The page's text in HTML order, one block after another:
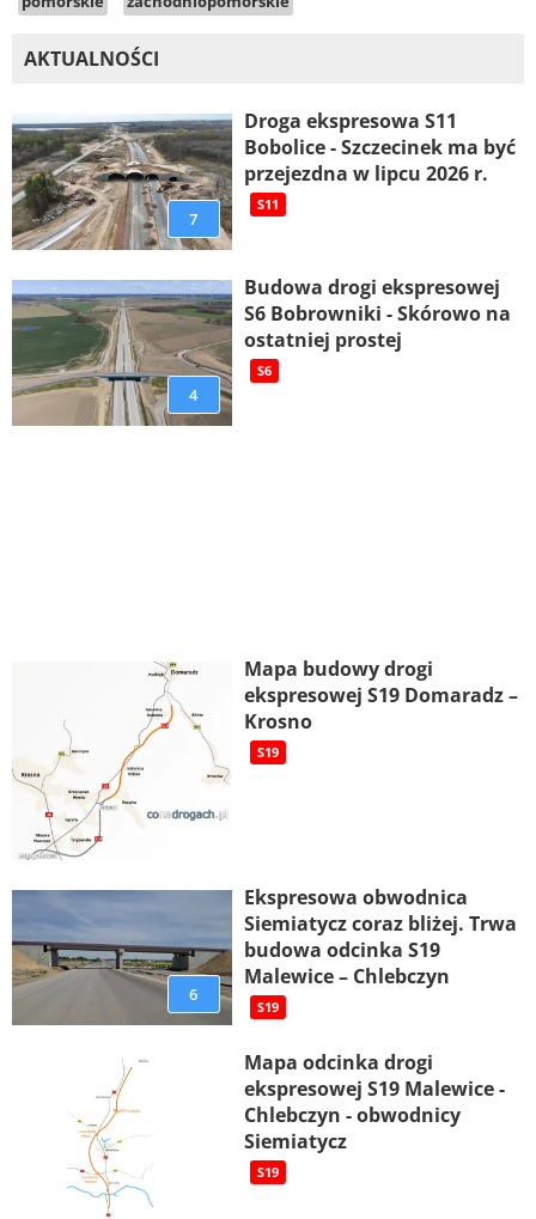
AKTUALNOŚCI
7
Droga ekspresowa S11
Bobolice - Szczecinek ma być
przejezdna w lipcu 2026 r.
S11
4
Budowa drogi ekspresowej
S6 Bobrowniki - Skórowo na
ostatniej prostej
S6
Mapa budowy drogi
ekspresowej S19 Domaradz –
Krosno
S19
6
Ekspresowa obwodnica
Siemiatycz coraz bliżej. Trwa
budowa odcinka S19
Malewice – Chlebczyn
S19
Mapa odcinka drogi
ekspresowej S19 Malewice -
Chlebczyn - obwodnicy
Siemiatycz
S19